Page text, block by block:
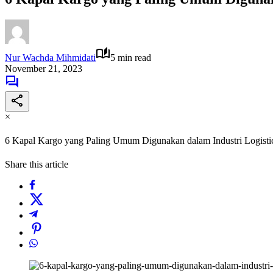
Nur Wachda Mihmidati
5 min read
November 21, 2023
×
6 Kapal Kargo yang Paling Umum Digunakan dalam Industri
Share this article